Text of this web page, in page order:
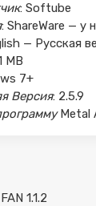
: Softube
: ShareWare — у
— Русская
MB
7+
Версия: 2.5.9
Metal
1.1.2